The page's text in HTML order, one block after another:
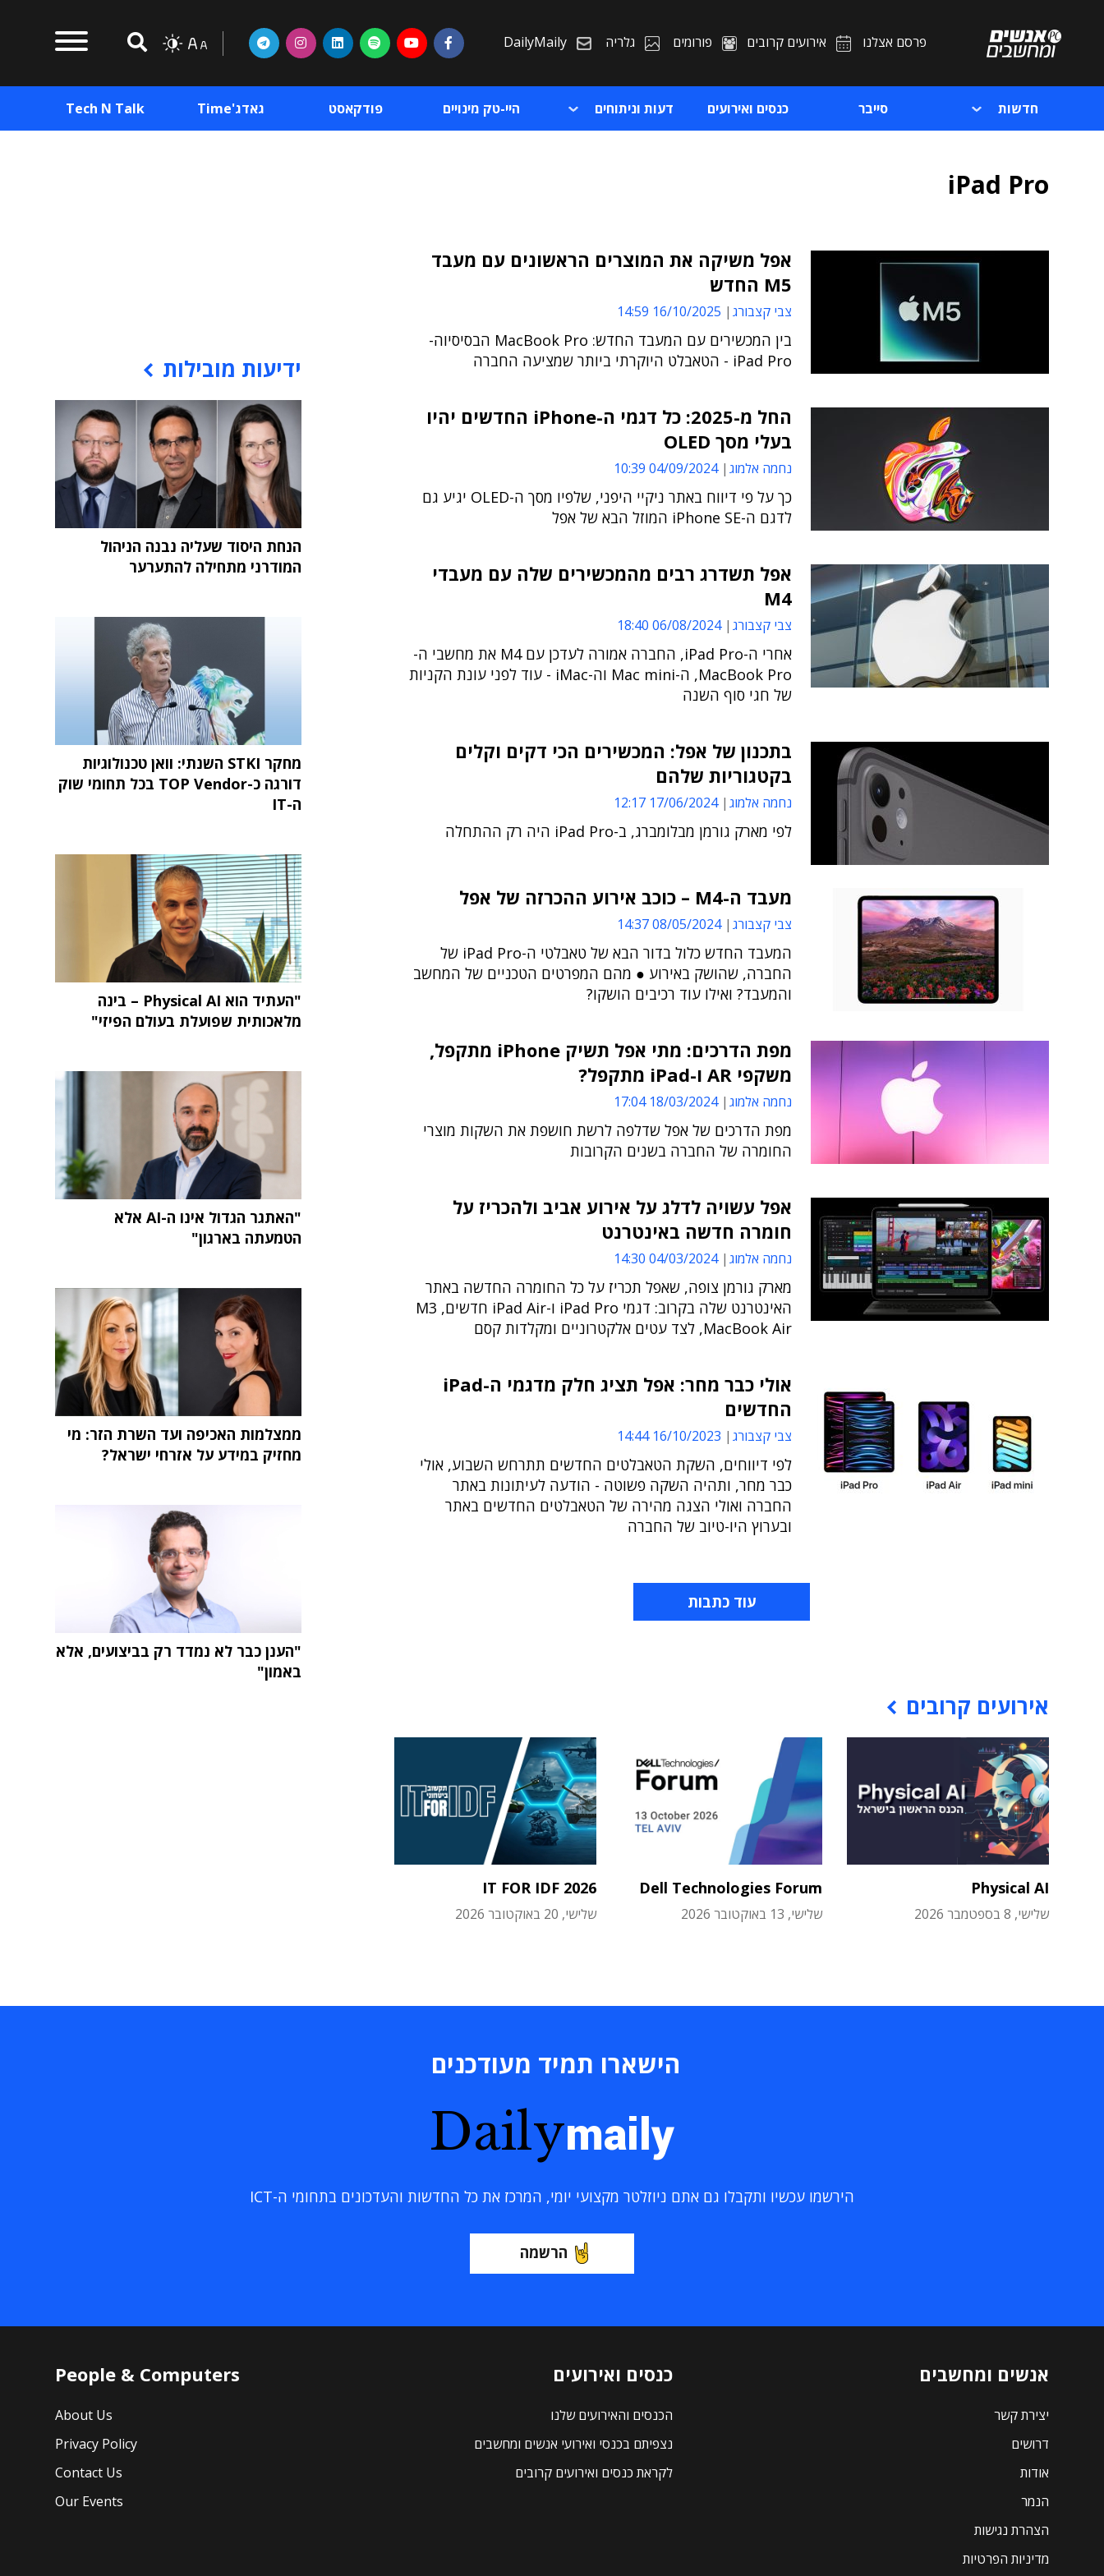
פרסם אצלנו אירועים קרובים פורומים גלריה DailyMaily
חדשות סייבר כנסים ואירועים דעות וניתוחים היי-טק מינויים פודקאסט גאדג'Time Tech N Talk
iPad Pro
אפל משיקה את המוצרים הראשונים עם מעבד
M5 החדש
צבי קצבורג 16/10/2025 14:59
בין המכשירים עם המעבד החדש: MacBook Pro הבסיסיוה-
iPad Pro - הטאבלט היוקרתי ביותר שמציעה החברה
החל מ-2025: כל דגמי ה-iPhone החדשים יהיו
בעלי מסך OLED
נחמה אלמוג 04/09/2024 10:39
כך על פי דיווח באתר ניקיי היפני, שלפיו מסך ה-OLED יגיע גם
לדגם ה-iPhone SE המוזל הבא של אפל
אפל תשדרג רבים מהמכשירים שלה עם מעבדי
M4
צבי קצבורג 06/08/2024 18:40
אחרי ה-iPad Pro, החברה אמורה לעדכן עם M4 את מחשבי ה-
MacBook Pro, ה-Mac mini וה-iMac - עוד לפני עונת הקניות
של חגי סוף השנה
בתכנון של אפל: המכשירים הכי דקים וקלים
בקטגוריות שלהם
נחמה אלמוג 17/06/2024 12:17
לפי מארק גורמן מבלומברג, ב-iPad Pro היה רק ​​ההתחלה
מעבד ה-M4 – כוכב אירוע ההכרזה של אפל
צבי קצבורג 08/05/2024 14:37
המעבד החדש כלול בדור הבא של טאבלטי ה-iPad Pro של
החברה, שהושק באירוע ● מהם המפרטים הטכניים של המחשב
והמעבד? ואילו עוד רכיבים הושקו?
מפת הדרכים: מתי אפל תשיק iPhone מתקפל,
משקפי AR ו-iPad מתקפל?
נחמה אלמוג 18/03/2024 17:04
מפת הדרכים של אפל שדלפה לרשת חושפת את השקות מוצרי
החומרה של החברה בשנים הקרובות
אפל עשויה לדלג על אירוע אביב ולהכריז על
חומרה חדשה באינטרנט
נחמה אלמוג 04/03/2024 14:30
מארק גורמן צופה, שאפל תכריז על כל החומרה החדשה באתר
האינטרנט שלה בקרוב: דגמי iPad Pro ו-iPad Air חדשים, M3
MacBook Air, לצד עטים אלקטרוניים ומקלדות קסם
אולי כבר מחר: אפל תציג חלק מדגמי ה-iPad
החדשים
צבי קצבורג 16/10/2023 14:44
לפי דיווחים, השקת הטאבלטים החדשים תתרחש השבוע, אולי
כבר מחר, ותהיה השקה פשוטה - הודעה לעיתונות באתר
החברה ואולי הצגה מהירה של הטאבלטים החדשים באתר
ובערוץ היו-טיוב של החברה
עוד כתבות
אירועים קרובים
Physical AI
שלישי, 8 בספטמבר 2026
Dell Technologies Forum
שלישי, 13 באוקטובר 2026
IT FOR IDF 2026
שלישי, 20 באוקטובר 2026
ידיעות מובילות
הנחת היסוד שעליה נבנה הניהול
המודרני מתחילה להתערער
מחקר STKI השנתי: וואן טכנולוגיות
דורגה כ-TOP Vendor בכל תחומי שוק
ה-IT
"העתיד הוא Physical AI – בינה
מלאכותית שפועלת בעולם הפיזי"
"האתגר הגדול אינו ה-AI אלא
הטמעתה בארגון"
ממצלמות האכיפה ועד השרת הזר: מי
מחזיק במידע על אזרחי ישראל?
"הענן כבר לא נמדד רק בביצועים, אלא
באמון"
הישארו תמיד מעודכנים
Dailymaily
הירשמו עכשיו ותקבלו גם אתם ניוזלטר מקצועי יומי, המרכז את כל החדשות והעדכונים בתחומי ה-ICT
הרשמה
אנשים ומחשבים
יצירת קשר
דרושים
אודות
הנמר
הצהרת נגישות
מדיניות הפרטיות
כנסים ואירועים
הכנסים והאירועים שלנו
נצפיתם בכנסי ואירועי אנשים ומחשבים
לקראת כנסים ואירועים קרובים
People & Computers
About Us
Privacy Policy
Contact Us
Our Events